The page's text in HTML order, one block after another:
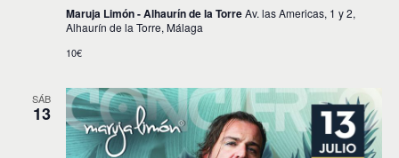
Maruja Limón - Alhaurín de la TorreAv. las Americas, 1 y 2,
Alhaurín de la Torre, Málaga
10€
SÁB
13